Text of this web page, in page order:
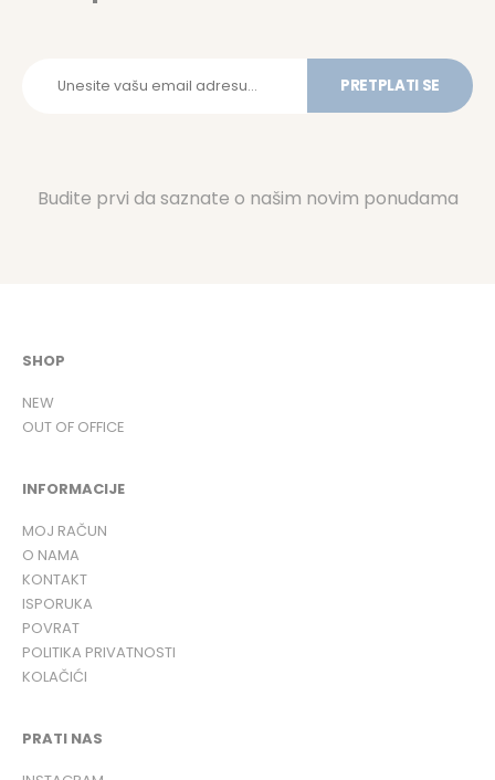
PRETPLATI SE
Budite prvi da saznate o našim novim ponudama
SHOP
NEW
OUT OF OFFICE
INFORMACIJE
MOJ RAČUN
O NAMA
KONTAKT
ISPORUKA
POVRAT
POLITIKA PRIVATNOSTI
KOLAČIĆI
PRATI NAS